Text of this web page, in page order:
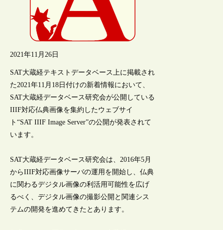
2021年11月26日
SAT大蔵経テキストデータベース上に掲載され
た2021年11月18日付けの新着情報において、
SAT大蔵経データベース研究会が公開している
IIIF対応仏典画像を集約したウェブサイ
ト“SAT IIIF Image Server”の公開が発表されて
います。
SAT大蔵経データベース研究会は、2016年5月
からIIIF対応画像サーバの運用を開始し、仏典
に関わるデジタル画像の利活用可能性を広げ
るべく、デジタル画像の撮影公開と関連シス
テムの開発を進めてきたとあります。